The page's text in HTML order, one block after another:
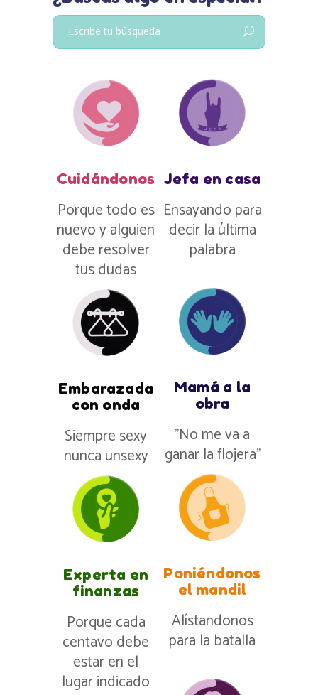
Buscar:
Cuidándonos
Porque todo es
nuevo y alguien
debe resolver
tus dudas
Embarazada
con onda
Siempre sexy
nunca unsexy
Experta en
finanzas
Porque cada
centavo debe
estar en el
lugar indicado
Jefa en casa
Ensayando para
decir la última
palabra
Mamá a la
obra
”No me va a
ganar la flojera”
Poniéndonos
el mandil
Alístandonos
para la batalla